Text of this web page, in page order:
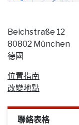
Beichstraße 12
80802 München
德國
位置指南
改變地點
聯絡表格